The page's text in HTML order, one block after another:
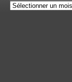
Archives